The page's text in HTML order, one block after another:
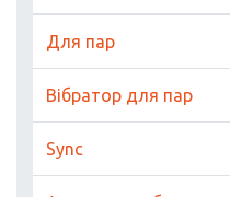
Для пар
Вібратор для пар
Sync